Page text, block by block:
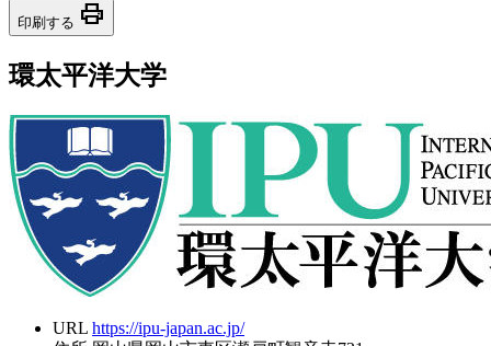
印刷する print
環太平洋大学
URL https://ipu-japan.ac.jp/